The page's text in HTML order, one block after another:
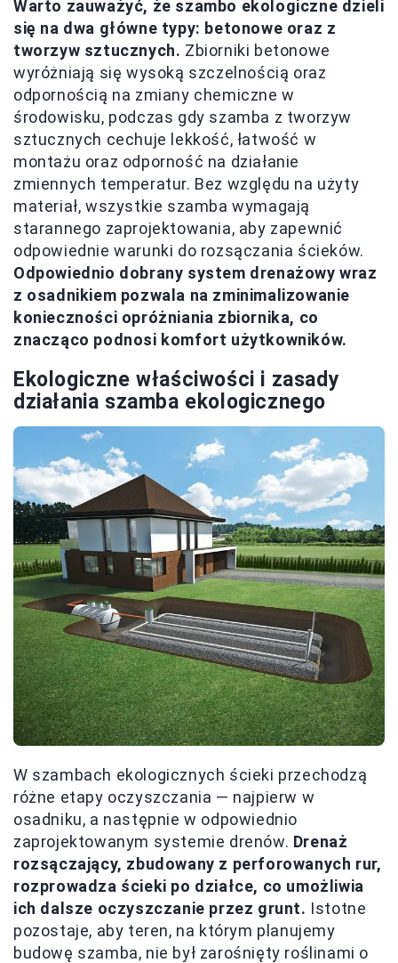
Warto zauważyć, że szambo ekologiczne dzieli
się na dwa główne typy: betonowe oraz z
tworzyw sztucznych. Zbiorniki betonowe
wyróżniają się wysoką szczelnością oraz
odpornością na zmiany chemiczne w
środowisku, podczas gdy szamba z tworzyw
sztucznych cechuje lekkość, łatwość w
montażu oraz odporność na działanie
zmiennych temperatur. Bez względu na użyty
materiał, wszystkie szamba wymagają
starannego zaprojektowania, aby zapewnić
odpowiednie warunki do rozsączania ścieków.
Odpowiednio dobrany system drenażowy wraz
z osadnikiem pozwala na zminimalizowanie
konieczności opróżniania zbiornika, co
znacząco podnosi komfort użytkowników.
Ekologiczne właściwości i zasady
działania szamba ekologicznego
W szambach ekologicznych ścieki przechodzą
różne etapy oczyszczania — najpierw w
osadniku, a następnie w odpowiednio
zaprojektowanym systemie drenów. Drenaż
rozsączający, zbudowany z perforowanych rur,
rozprowadza ścieki po działce, co umożliwia
ich dalsze oczyszczanie przez grunt. Istotne
pozostaje, aby teren, na którym planujemy
budowę szamba, nie był zarośnięty roślinami o